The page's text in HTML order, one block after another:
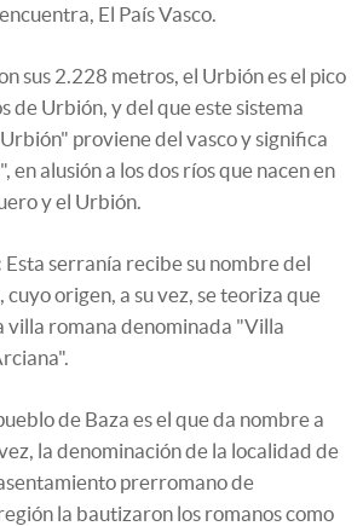
El País Vasco.
sus 2.228 metros, el Urbión es el pico
de Urbión, y del que este sistema
proviene del vasco y significa
en alusión a los dos ríos que nacen en
y el Urbión.
Esta serranía recibe su nombre del
origen, a su vez, se teoriza que
villa romana denominada "Villa
de Baza es el que da nombre a
la denominación de la localidad de
prerromano de
la bautizaron los romanos como